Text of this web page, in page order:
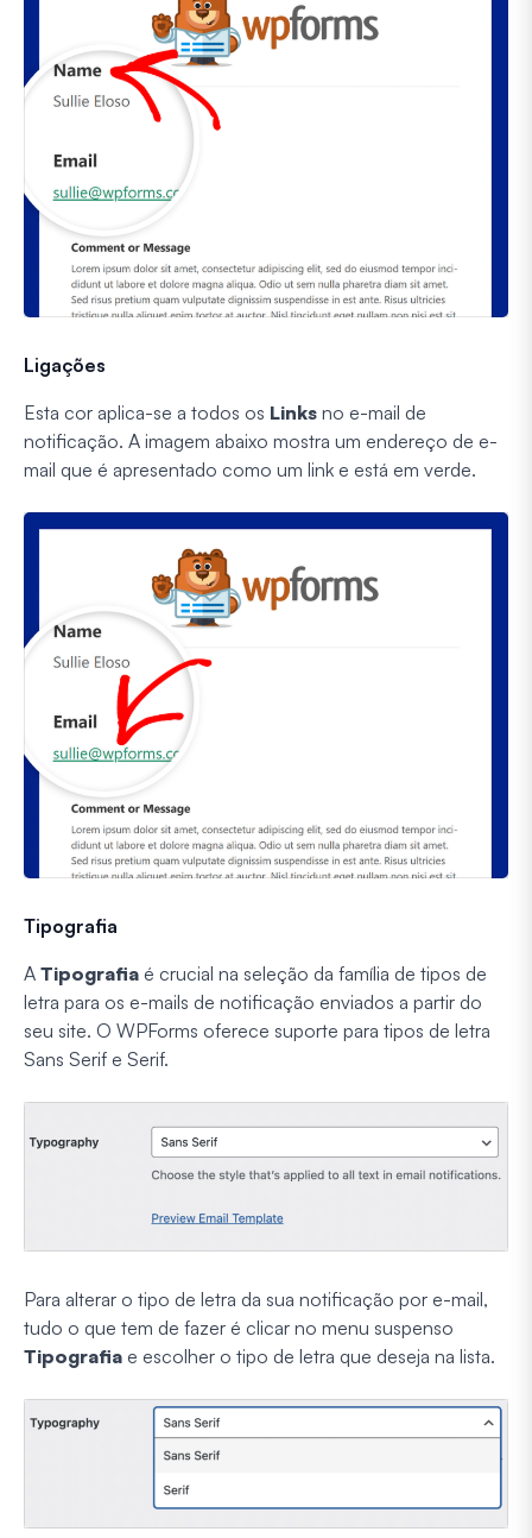
Ligações
Esta cor aplica-se a todos os Links no e-mail de
notificação. A imagem abaixo mostra um endereço de e-
mail que é apresentado como um link e está em verde.
Tipografia
A Tipografia é crucial na seleção da família de tipos de
letra para os e-mails de notificação enviados a partir do
seu site. O WPForms oferece suporte para tipos de letra
Sans Serif e Serif.
Para alterar o tipo de letra da sua notificação por e-mail,
tudo o que tem de fazer é clicar no menu suspenso
Tipografia e escolher o tipo de letra que deseja na lista.